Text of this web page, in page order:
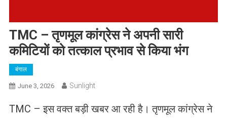
TMC – तृणमूल कांग्रेस ने अपनी सारी
कमिटियों को तत्काल प्रभाव से किया भंग
बंगाल
June 3, 2026 Sunlight
TMC – इस वक्त बड़ी खबर आ रही है। तृणमूल कांग्रेस ने